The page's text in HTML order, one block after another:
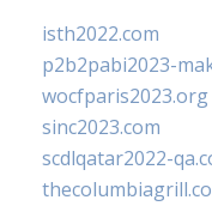
isth2022.com
p2b2pabi2023-
wocfparis2023.org
sinc2023.com
scdlqatar2022-